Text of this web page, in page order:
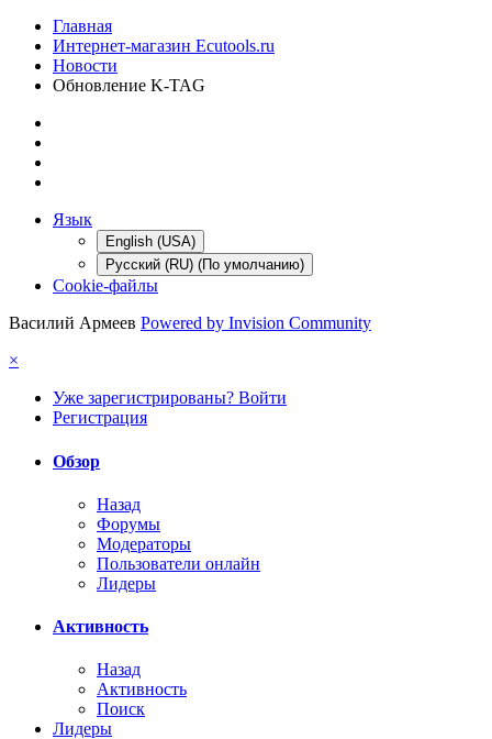
Главная
Интернет-магазин Ecutools.ru
Новости
Обновление K-TAG
Язык
English (USA)
Русский (RU) (По умолчанию)
Cookie-файлы
Василий Армеев Powered by Invision Community
×
Уже зарегистрированы? Войти
Регистрация
Обзор
Назад
Форумы
Модераторы
Пользователи онлайн
Лидеры
Активность
Назад
Активность
Поиск
Лидеры